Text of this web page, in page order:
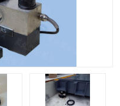
食品螺旋塔
木材撕碎机
金属撕碎机